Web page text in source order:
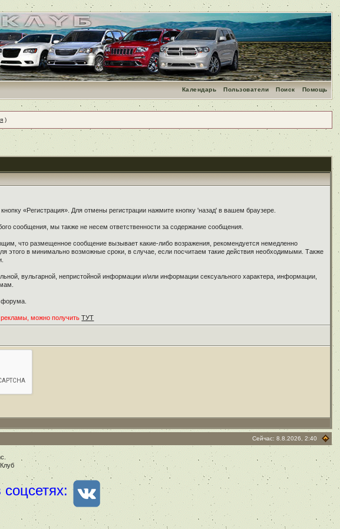
Помощь
Поиск
Пользователи
Календарь
)
«Регистрация». Для отмены регистрации нажмите кнопку 'назад' в вашем браузере.
сообщения, мы также не несем ответственности за содержание сообщения.
что размещенное сообщение вызывает какие-либо возражения, рекомендуется немедленно
этого в минимально возможные сроки, в случае, если посчитаем такие действия необходимыми. Также
вульгарной, непристойной информации и/или информации сексуального характера, информации,
можно получитьТУТ
Сейчас: 8.8.2026, 2:40